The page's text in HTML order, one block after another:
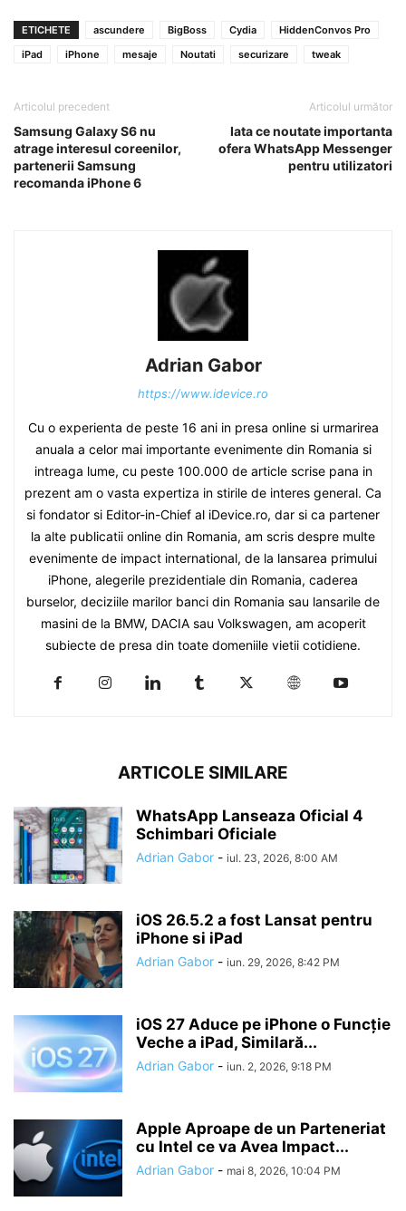
ETICHETE ascundere BigBoss Cydia
HiddenConvos Pro
iPad
iPhone mesaje Noutati securizare tweak
Articolul precedent
Samsung Galaxy S6 nu
atrage interesul coreenilor,
partenerii Samsung
recomanda iPhone 6
Articolul următor
Iata ce noutate importanta
ofera WhatsApp Messenger
pentru utilizatori
Adrian Gabor
https://www.idevice.ro
Cu o experienta de peste 16 ani in presa online si urmarirea
anuala a celor mai importante evenimente din Romania si
intreaga lume, cu peste 100.000 de article scrise pana in
prezent am o vasta expertiza in stirile de interes general. Ca
si fondator si Editor-in-Chief al iDevice.ro, dar si ca partener
la alte publicatii online din Romania, am scris despre multe
evenimente de impact international, de la lansarea primului
iPhone, alegerile prezidentiale din Romania, caderea
burselor, deciziile marilor banci din Romania sau lansarile de
masini de la BMW, DACIA sau Volkswagen, am acoperit
subiecte de presa din toate domeniile vietii cotidiene.
ARTICOLE SIMILARE
WhatsApp Lanseaza Oficial 4
Schimbari Oficiale
Adrian Gabor - iul. 23, 2026, 8:00 AM
iOS 26.5.2 a fost Lansat pentru
iPhone si iPad
Adrian Gabor - iun. 29, 2026, 8:42 PM
iOS 27 Aduce pe iPhone o Funcție
Veche a iPad, Similară...
Adrian Gabor - iun. 2, 2026, 9:18 PM
Apple Aproape de un Parteneriat
cu Intel ce va Avea Impact...
Adrian Gabor - mai 8, 2026, 10:04 PM